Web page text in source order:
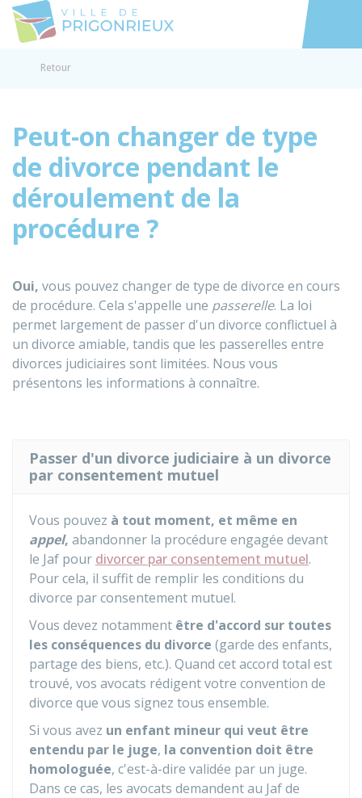
Accéder
Retour
Peut-on changer de type
de divorce pendant le
déroulement de la
procédure ?
Oui, vous pouvez changer de type de divorce en cours
de procédure. Cela s'appelle une passerelle. La loi
permet largement de passer d'un divorce conflictuel à
un divorce amiable, tandis que les passerelles entre
divorces judiciaires sont limitées. Nous vous
présentons les informations à connaître.
Passer d'un divorce judiciaire à un divorce
par consentement mutuel
Vous pouvez à tout moment, et même en
appel, abandonner la procédure engagée devant
le Jaf pour divorcer par consentement mutuel.
Pour cela, il suffit de remplir les conditions du
divorce par consentement mutuel.
Vous devez notamment être d'accord sur toutes
les conséquences du divorce (garde des enfants,
partage des biens, etc.). Quand cet accord total est
trouvé, vos avocats rédigent votre convention de
divorce que vous signez tous ensemble.
Si vous avez un enfant mineur qui veut être
entendu par le juge, la convention doit être
homologuée, c'est-à-dire validée par un juge.
Dans ce cas, les avocats demandent au Jaf de